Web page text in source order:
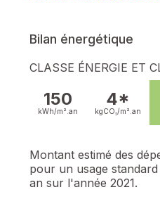
Bilan énergétique
CLASSE ÉNERGIE ET
150
kWh/m². an
4*
kgCO₂/m². an
Montant estimé des
pour un usage standard
an sur l'année 2021.